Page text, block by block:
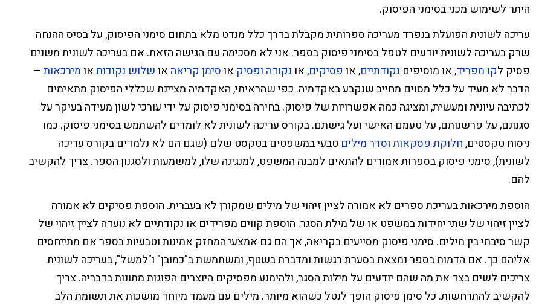
היתר לשימוש מכני בסימני הפיסוק.
עריכה לשונית הפועלת בנפרד מעריכה ספרותית מקבלת בדרך כלל מנדט מלא בתחום סימני הפיסוק, על בסיס ההנחה
שרקבעריכה לשונית יודעים לטפל בסימני פיסוק בספר. אני לא מסכימה עם הגישה הזאת. אם בעריכה לשונית משנים
פסיק לקו מפריד, או מוסיפים נקודתיים, או פסיקים, אונקודה ופסיק אוסימן קריאה אושלוש נקודותאומירכאות –
הדבר לא מעיד על כלל מסוים מחייב שנקבע באקדמיה. כפי שהראיתי, האקדמיה מציינת שכללי הפיסוק מתאימים
לכתיבה עיונית ומעשית, ומציגה כמה אפשרויות של פיסוק. בחירה בסימני פיסוק על ידי עורכי לשון מעידה בעיקר על
סגנונם, על פרשנותם, על טעמם האישי ועל גישתם. בקורס עריכה לשונית לא לומדים להשתמש בסימני פיסוק. כמו
ניסוח טקסטים,חלוקת פסקאותוסדר מילים טבעי במשפטים בטקסט שלם (שגם הם לא נלמדים בקורס עריכה
לשונית), סימני פיסוק בספרות אמורים להתאים למבנה המשפט, למנגינה שלו, למשמעות ולסגנון הספר. צריך להקשיב
להם.
הוספת מירכאות בעריכת ספרים לא אמורה לציין זיהוי של מילים שמקורן לא בעברית. הוספת פסיקים לא אמורה
לציין זיהוי של שתי יחידות במשפט או של מילת הסגר. הוספת קווים מפרידים או נקודתיים לא נועדה לציין זיהוי של
קשר סיבתי בין מילים. סימני פיסוק מסייעים בקריאה, אך הם גם אמצעי המחזק אמינות וטבעיות בספר אם מתייחסים
אליהם כך. אם הדמות בספר נמצאת בסערת רגשות ומדברת בשטף, ומשתמשת ב"כמובן" ו"למשל", בעריכה לשונית
צריכים לשים בצד את מה שהם יודעים על מילות הסגר, ולהימנע מפסיקים היוצרים הפוגות מתונות בדבריה. צריך
להקשיב להתרחשות. כל סימן פיסוק הופך לנטל כשהוא מיותר. מילים עם מעמד מיוחד מושכות את תשומת הלב